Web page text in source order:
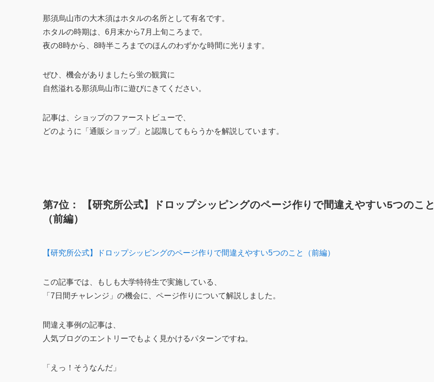
那須烏山市の大木須はホタルの名所として有名です。
ホタルの時期は、6月末から7月上旬ころまで。
夜の8時から、8時半ころまでのほんのわずかな時間に光ります。
ぜひ、機会がありましたら蛍の観賞に
自然溢れる那須烏山市に遊びにきてください。
記事は、ショップのファーストビューで、
どのように「通販ショップ」と認識してもらうかを解説しています。
第7位： 【研究所公式】ドロップシッピングのページ作りで間違えやすい5つのこと
（前編）
【研究所公式】ドロップシッピングのページ作りで間違えやすい5つのこと（前編）
この記事では、もしも大学特待生で実施している、
「7日間チャレンジ」の機会に、ページ作りについて解説しました。
間違え事例の記事は、
人気ブログのエントリーでもよく見かけるパターンですね。
「えっ！そうなんだ」